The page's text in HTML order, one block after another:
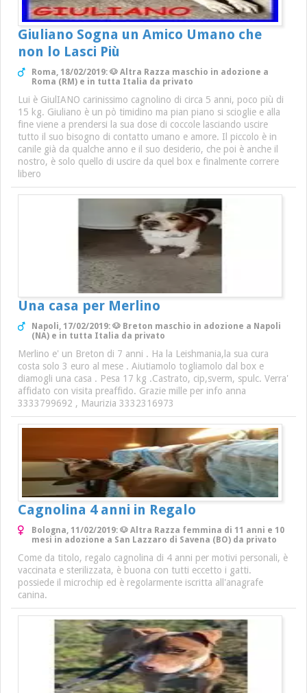
Giuliano Sogna un Amico Umano che
non lo Lasci Più
Roma, 18/02/2019: 🐶 Altra Razza maschio in adozione a
Roma (RM) e in tutta Italia da privato
Lui è GiulIANO carinissimo cagnolino di circa 5 anni, poco più di
15 kg. Giuliano è un pò timidino ma pian piano si scioglie e alla
fine viene a prendersi la sua dose di coccole lasciando uscire
tutto il suo bisogno di contatto umano e amore. Il piccolo è in
canile già da qualche anno e il suo desiderio, che poi è anche il
nostro, è solo quello di uscire da quel box e finalmente correre
libero
Una casa per Merlino
Napoli, 17/02/2019: 🐶 Breton maschio in adozione a Napoli
(NA) e in tutta Italia da privato
Merlino e' un Breton di 7 anni . Ha la Leishmania,la sua cura
costa solo 3 euro al mese . Aiutiamolo togliamolo dal box e
diamogli una casa . Pesa 17 kg .Castrato, cip,sverm, spulc. Verra'
affidato con visita preaffido. Grazie mille per info anna
3333799692 , Maurizia 3332316973
Cagnolina 4 anni in Regalo
Bologna, 11/02/2019: 🐶 Altra Razza femmina di 11 anni e 10
mesi in adozione a San Lazzaro di Savena (BO) da privato
Come da titolo, regalo cagnolina di 4 anni per motivi personali, è
vaccinata e sterilizzata, è buona con tutti eccetto i gatti.
possiede il microchip ed è regolarmente iscritta all'anagrafe
canina.